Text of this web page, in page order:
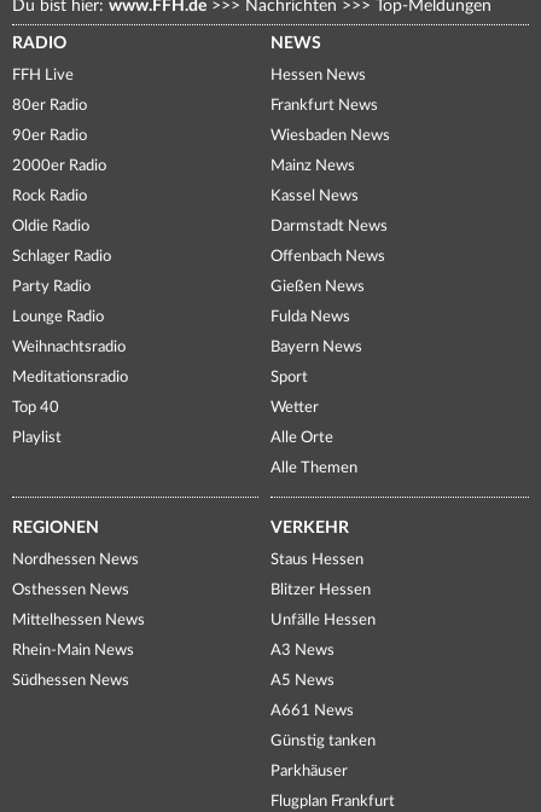
Du bist hier: www.FFH.de >>> Nachrichten >>> Top-Meldungen
RADIO
FFH Live
80er Radio
90er Radio
2000er Radio
Rock Radio
Oldie Radio
Schlager Radio
Party Radio
Lounge Radio
Weihnachtsradio
Meditationsradio
Top 40
Playlist
NEWS
Hessen News
Frankfurt News
Wiesbaden News
Mainz News
Kassel News
Darmstadt News
Offenbach News
Gießen News
Fulda News
Bayern News
Sport
Wetter
Alle Orte
Alle Themen
REGIONEN
Nordhessen News
Osthessen News
Mittelhessen News
Rhein-Main News
Südhessen News
VERKEHR
Staus Hessen
Blitzer Hessen
Unfälle Hessen
A3 News
A5 News
A661 News
Günstig tanken
Parkhäuser
Flugplan Frankfurt